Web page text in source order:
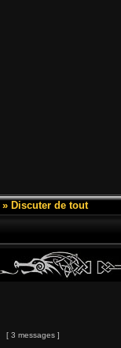
» Discuter de tout
[ 3 messages ]